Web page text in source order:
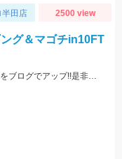
半田店 2500 view
グ＆マゴチin10FT
本日は渋い一日。そんな日でも1匹を絞り出す技をブログでアップ!!是非ご覧ください。